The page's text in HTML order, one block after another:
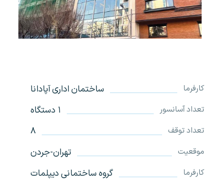
کارفرما ساختمان اداری آپادانا
تعداد آسانسور ۱ دستگاه
تعداد توقف ۸
موقعیت تهران-جردن
کارفرما گروه ساختمانی دیپلمات